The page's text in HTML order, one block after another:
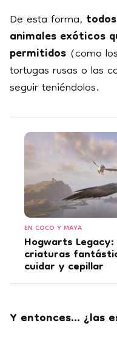
De esta forma,
animales exóticos
permitidos(como
tortugas rusas o las
seguir teniéndolos.
EN COCO Y MAYA
Hogwarts
criaturas
cuidar y cepillar
Y entonces... ¿las